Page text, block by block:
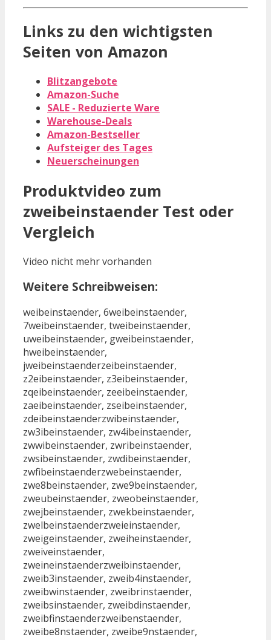
Links zu den wichtigsten
Seiten von Amazon
Blitzangebote
Amazon-Suche
SALE - Reduzierte Ware
Warehouse-Deals
Amazon-Bestseller
Aufsteiger des Tages
Neuerscheinungen
Produktvideo zum
zweibeinstaender Test oder
Vergleich
Video nicht mehr vorhanden
Weitere Schreibweisen:
weibeinstaender, 6weibeinstaender,
7weibeinstaender, tweibeinstaender,
uweibeinstaender, gweibeinstaender,
hweibeinstaender,
jweibeinstaenderzeibeinstaender,
z2eibeinstaender, z3eibeinstaender,
zqeibeinstaender, zeeibeinstaender,
zaeibeinstaender, zseibeinstaender,
zdeibeinstaenderzwibeinstaender,
zw3ibeinstaender, zw4ibeinstaender,
zwwibeinstaender, zwribeinstaender,
zwsibeinstaender, zwdibeinstaender,
zwfibeinstaenderzwebeinstaender,
zwe8beinstaender, zwe9beinstaender,
zweubeinstaender, zweobeinstaender,
zwejbeinstaender, zwekbeinstaender,
zwelbeinstaenderzweieinstaender,
zweigeinstaender, zweiheinstaender,
zweiveinstaender,
zweineinstaenderzweibinstaender,
zweib3instaender, zweib4instaender,
zweibwinstaender, zweibrinstaender,
zweibsinstaender, zweibdinstaender,
zweibfinstaenderzweibenstaender,
zweibe8nstaender, zweibe9nstaender,